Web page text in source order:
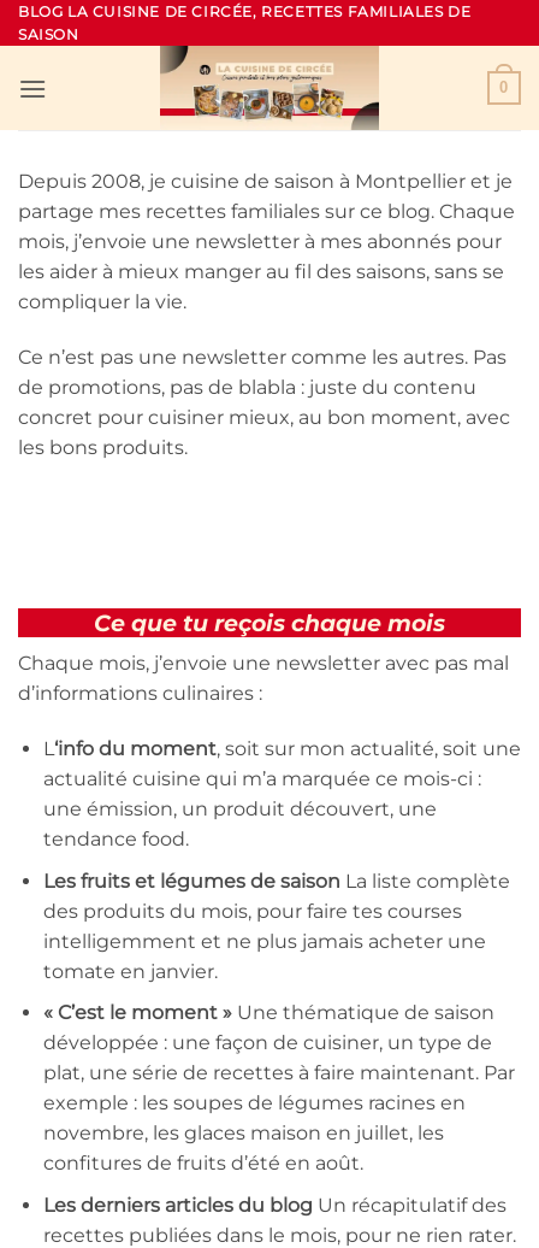
Passer
au
BLOG LA CUISINE DE CIRCÉE, RECETTES FAMILIALES DE
SAISON
0
Depuis 2008, je cuisine de saison à Montpellier et je
partage mes recettes familiales sur ce blog. Chaque
mois, j’envoie une newsletter à mes abonnés pour
les aider à mieux manger au fil des saisons, sans se
compliquer la vie.
Ce n’est pas une newsletter comme les autres. Pas
de promotions, pas de blabla : juste du contenu
concret pour cuisiner mieux, au bon moment, avec
les bons produits.
Ce que tu reçois chaque mois
Chaque mois, j’envoie une newsletter avec pas mal
d’informations culinaires :
L‘info du moment, soit sur mon actualité, soit une
actualité cuisine qui m’a marquée ce mois-ci :
une émission, un produit découvert, une
tendance food.
Les fruits et légumes de saison La liste complète
des produits du mois, pour faire tes courses
intelligemment et ne plus jamais acheter une
tomate en janvier.
« C’est le moment »Une thématique de saison
développée : une façon de cuisiner, un type de
plat, une série de recettes à faire maintenant. Par
exemple : les soupes de légumes racines en
novembre, les glaces maison en juillet, les
confitures de fruits d’été en août.
Les derniers articles du blog Un récapitulatif des
recettes publiées dans le mois, pour ne rien rater.